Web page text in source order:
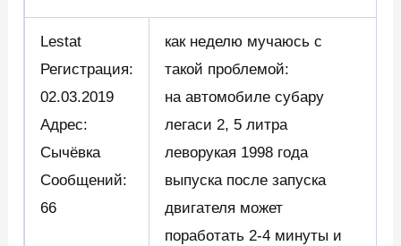
Lestat
Регистрация:
02.03.2019
Адрес:
Сычёвка
Сообщений:
66
как неделю мучаюсь с
такой проблемой:
на автомобиле субару
легаси 2, 5 литра
леворукая 1998 года
выпуска после запуска
двигателя может
поработать 2-4 минуты и